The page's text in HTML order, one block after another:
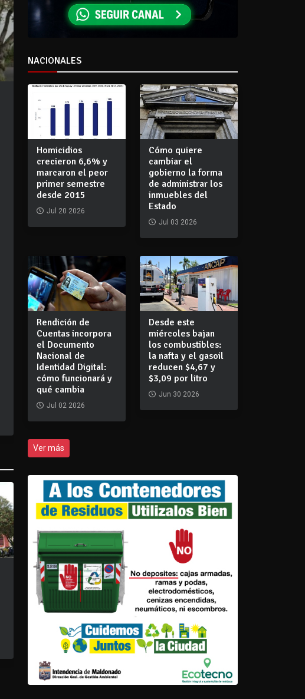
NACIONALES
Homicidios
crecieron 6,6% y
marcaron el peor
primer semestre
desde 2015
Jul 20 2026
Cómo quiere
cambiar el
gobierno la forma
de administrar los
inmuebles del
Estado
Jul 03 2026
Rendición de
Cuentas incorpora
el Documento
Nacional de
Identidad Digital:
cómo funcionará y
qué cambia
Jul 02 2026
Desde este
miércoles bajan
los combustibles:
la nafta y el gasoil
reducen $4,67 y
$3,09 por litro
Jun 30 2026
Ver más